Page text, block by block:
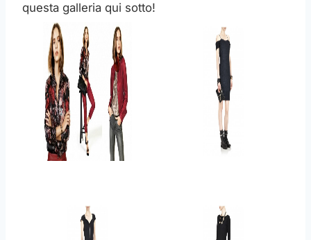
questa galleria qui sotto!